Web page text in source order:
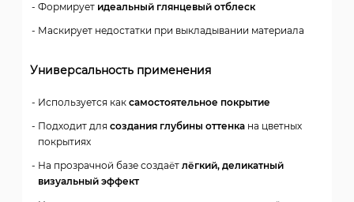
Формирует идеальный глянцевый отблеск
Маскирует недостатки при выкладывании материала
Универсальность применения
Используется как самостоятельное покрытие
Подходит для создания глубины оттенка на цветных
покрытиях
На прозрачной базе создаёт лёгкий, деликатный
визуальный эффект